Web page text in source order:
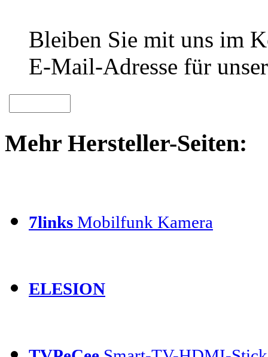
Bleiben Sie mit uns im
E-Mail-Adresse für
Mehr Hersteller-Seiten:
7links Mobilfunk Kamera
ELESION